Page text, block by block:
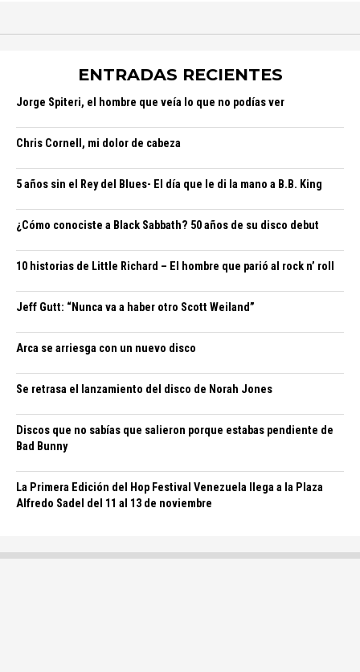
ENTRADAS RECIENTES
Jorge Spiteri, el hombre que veía lo que no podías ver
Chris Cornell, mi dolor de cabeza
5 años sin el Rey del Blues- El día que le di la mano a B.B. King
¿Cómo conociste a Black Sabbath? 50 años de su disco debut
10 historias de Little Richard – El hombre que parió al rock n’ roll
Jeff Gutt: “Nunca va a haber otro Scott Weiland”
Arca se arriesga con un nuevo disco
Se retrasa el lanzamiento del disco de Norah Jones
Discos que no sabías que salieron porque estabas pendiente de
Bad Bunny
La Primera Edición del Hop Festival Venezuela llega a la Plaza
Alfredo Sadel del 11 al 13 de noviembre